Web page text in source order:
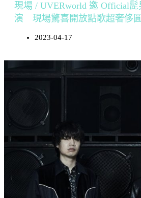
現場 / UVERworld 邀 Official髭
演 現場驚喜開放點歌超奢侈圓
2023-04-17